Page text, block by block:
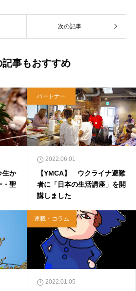
次の記事
記事もおすすめ
生か
・聖
パートナー
2022.06.01
【YMCA】 ウクライナ避難
者に「日本の生活講座」を開
講しました
連載・コラム
2022.01.05